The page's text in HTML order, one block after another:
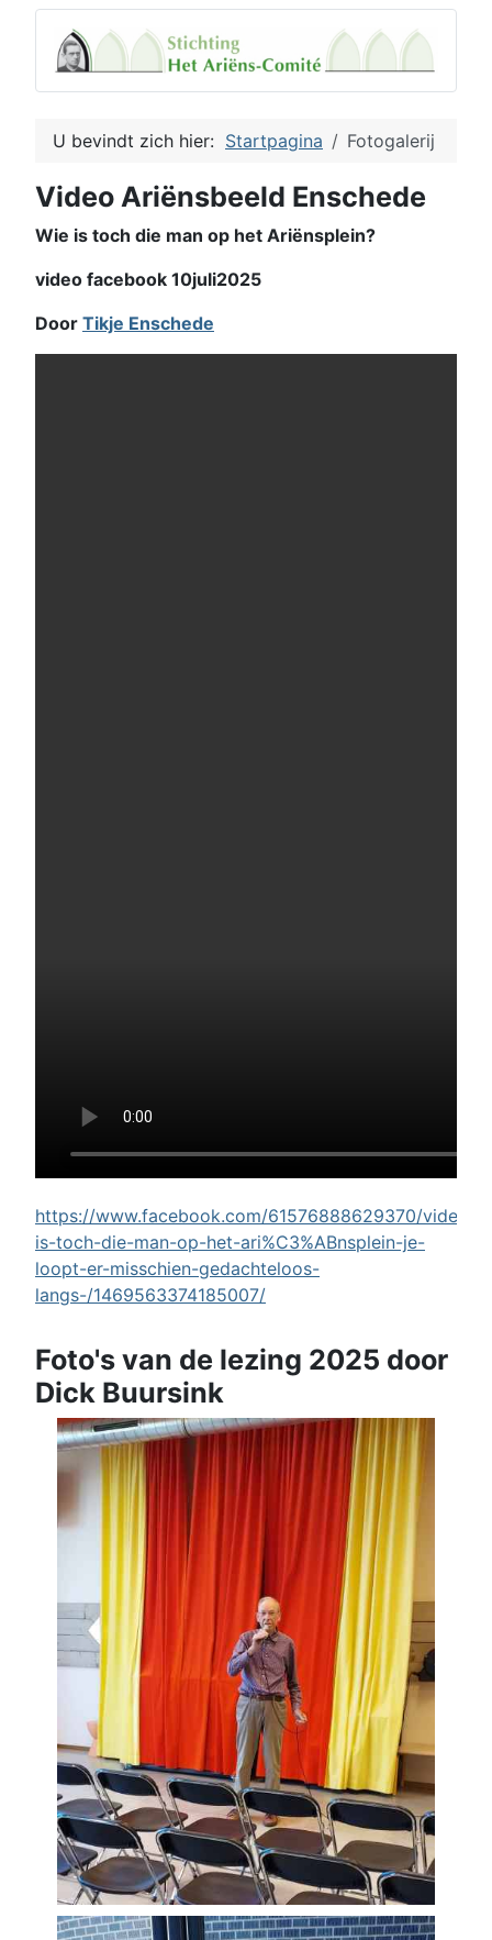
U bevindt zich hier: Startpagina Fotogalerij
Video Ariënsbeeld Enschede
Wie is toch die man op het Ariënsplein?
video facebook 10juli2025
Door Tikje Enschede
https://www.facebook.com/61576888629370/videos/
is-toch-die-man-op-het-ari%C3%ABnsplein-je-
loopt-er-misschien-gedachteloos-
langs-/1469563374185007/
Foto's van de lezing 2025 door
Dick Buursink